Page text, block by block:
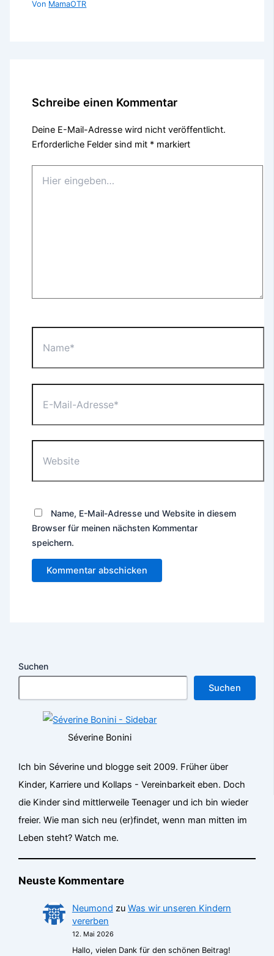
Von MamaOTR
Schreibe einen Kommentar
Deine E-Mail-Adresse wird nicht veröffentlicht.
Erforderliche Felder sind mit * markiert
eingeben…
Mail-
Name, E-Mail-Adresse und Website in diesem
Browser für meinen nächsten Kommentar
speichern.
Suchen
Suchen
Séverine Bonini
Ich bin Séverine und blogge seit 2009. Früher über
Kinder, Karriere und Kollaps - Vereinbarkeit eben. Doch
die Kinder sind mittlerweile Teenager und ich bin wieder
freier. Wie man sich neu (er)findet, wenn man mitten im
Leben steht? Watch me.
Neuste Kommentare
Neumond zu Was wir unseren Kindern
vererben
12. Mai 2026
Hallo, vielen Dank für den schönen Beitrag!